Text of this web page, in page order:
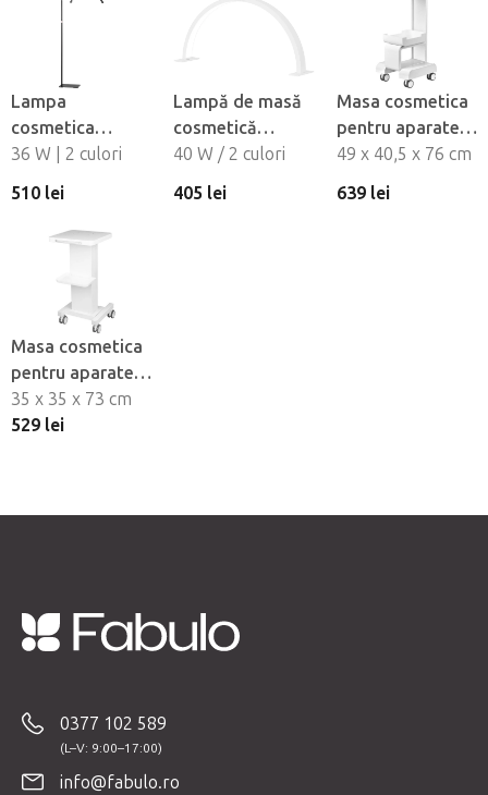
Lampa
cosmetica
pentru machiaj si
gene Momo
36 W | 2 culori
510 lei
Lampă de masă
cosmetică
pentru
manichiură Glow
40 W / 2 culori
405 lei
Masa cosmetica
pentru aparate
BeautyOne 082
49 x 40,5 x 76 cm
639 lei
Masa cosmetica
pentru aparate
BeautyOne 090
35 x 35 x 73 cm
529 lei
0377 102 589
info@fabulo.ro